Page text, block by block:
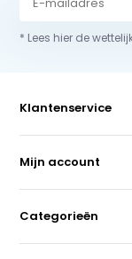
* Lees hier de
Klantenservice
Mijn account
Categorieën